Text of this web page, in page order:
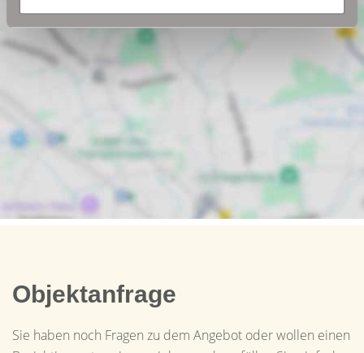
Objektanfrage
Sie haben noch Fragen zu dem Angebot oder wollen einen